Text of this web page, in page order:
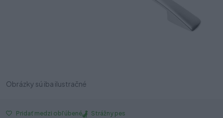
Obrázky sú iba ilustračné
Pridať medzi obľúbené Strážny pes